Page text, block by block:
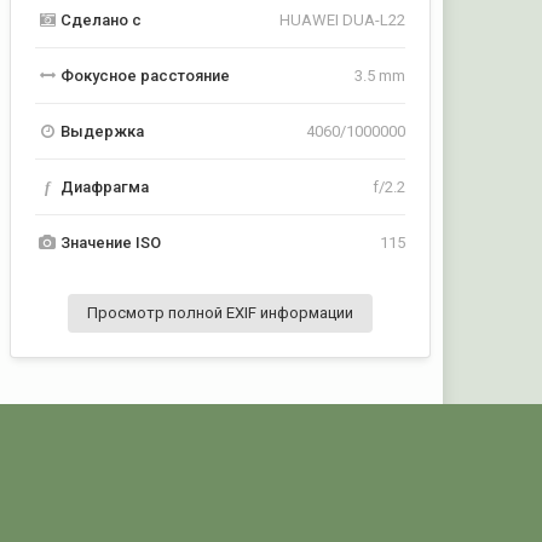
Сделано с HUAWEI DUA-L22
Фокусное расстояние 3.5 mm
Выдержка 4060/1000000
f Диафрагма f/2.2
Значение ISO 115
Просмотр полной EXIF информации